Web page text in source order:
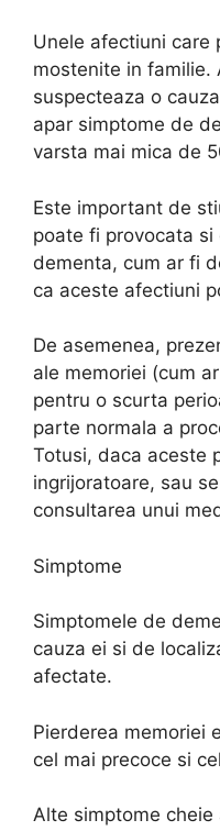
Unele afectiuni care
mostenite in familie.
suspecteaza o
apar simptome de
varsta mai mica de
Este important de
poate fi provocata
dementa, cum ar fi
ca aceste afectiuni
De asemenea,
ale memoriei (cum
pentru o scurta
parte normala a
Totusi, daca aceste
ingrijoratoare, sau
consultarea unui
Simptome
Simptomele de
cauza ei si de
afectate.
Pierderea memoriei
cel mai precoce si
Alte simptome